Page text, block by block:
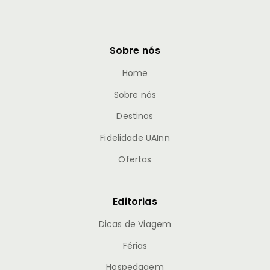
Sobre nós
Home
Sobre nós
Destinos
Fidelidade UAInn
Ofertas
Editorias
Dicas de Viagem
Férias
Hospedagem